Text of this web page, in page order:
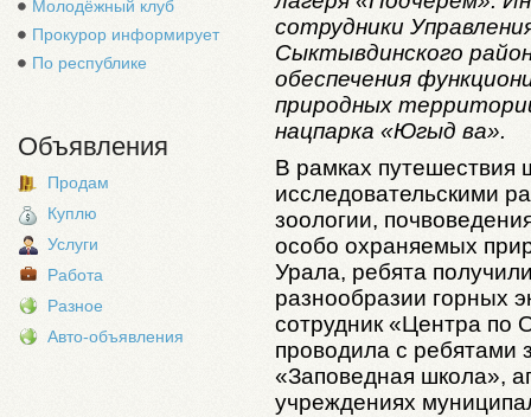
Молодёжный клуб
Прокурор информирует
По республике
Объявления
Продам
Куплю
Услуги
Работа
Разное
Авто-объявления
сотрудники
Сыктывдинского
обеспечения
природных
нацпарка «Югыд ва».
В рамках путешествия
исследовательскими
зоологии,
особо охраняемых
Урала, ребята
разнообразии горных
сотрудник «Центра
проводила с ребятами
«Заповедная школа»,
учреждениях